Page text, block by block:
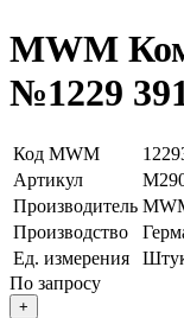
MWM
№1229
Код MWM
Артикул
Производитель
Производство
Ед. измерения
По запросу
+